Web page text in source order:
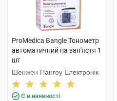
ProMedica Bangle Тонометр
автоматичний на зап'ястя 1
шт
Шенжен Пангоу Електронік
Є в наявності